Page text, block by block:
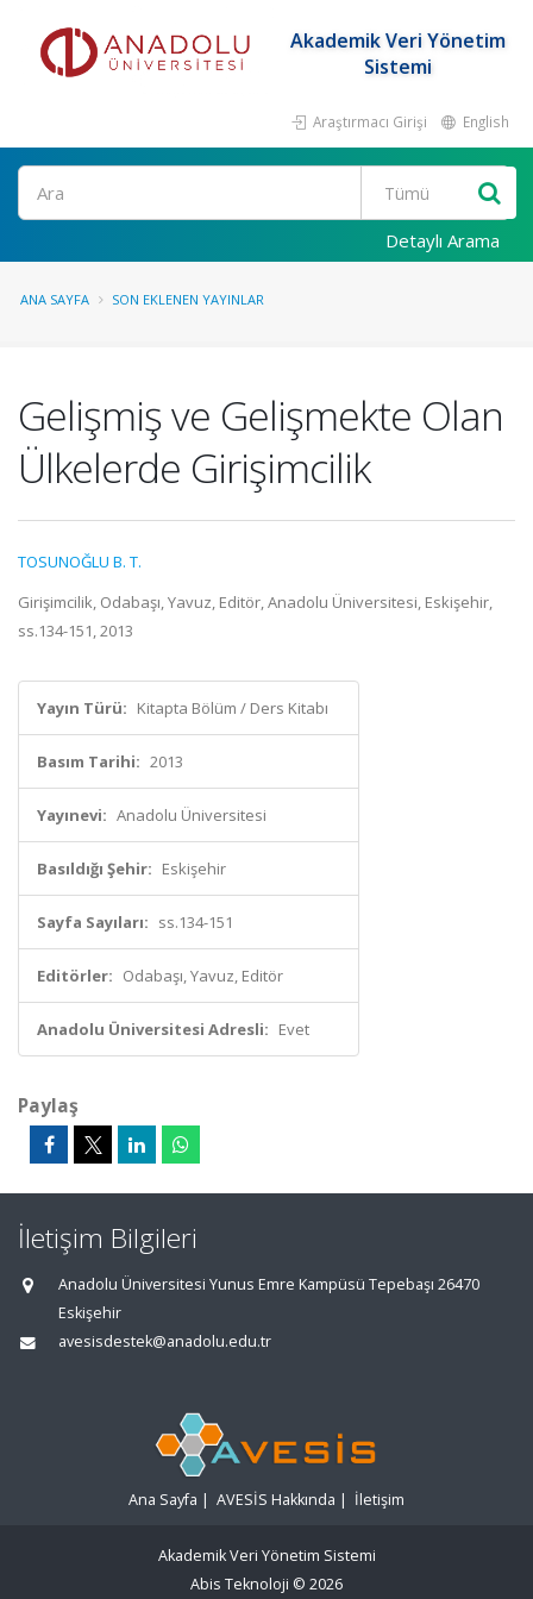
Akademik Veri Yönetim
Sistemi
Araştırmacı Girişi English
Ara
Detaylı Arama
ANA SAYFA SON EKLENEN YAYINLAR
Gelişmiş ve Gelişmekte Olan
Ülkelerde Girişimcilik
TOSUNOĞLU B. T.
Girişimcilik, Odabaşı, Yavuz, Editör, Anadolu Üniversitesi, Eskişehir,
ss.134-151, 2013
Yayın Türü: Kitapta Bölüm / Ders Kitabı
Basım Tarihi: 2013
Yayınevi: Anadolu Üniversitesi
Basıldığı Şehir: Eskişehir
Sayfa Sayıları: ss.134-151
Editörler: Odabaşı, Yavuz, Editör
Anadolu Üniversitesi Adresli: Evet
Paylaş
İletişim Bilgileri
Anadolu Üniversitesi Yunus Emre Kampüsü Tepebaşı 26470
Eskişehir
avesisdestek@anadolu.edu.tr
Ana Sayfa | AVESİS Hakkında | İletişim
Akademik Veri Yönetim Sistemi
Abis Teknoloji © 2026